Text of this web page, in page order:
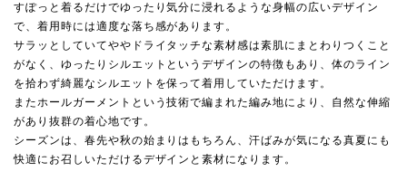
すぽっと着るだけでゆったり気分に浸れるような身幅の広いデザイン
で、着用時には適度な落ち感があります。
サラッとしていてややドライタッチな素材感は素肌にまとわりつくこと
がなく、ゆったりシルエットというデザインの特徴もあり、体のライン
を拾わず綺麗なシルエットを保って着用していただけます。
またホールガーメントという技術で編まれた編み地により、自然な伸縮
があり抜群の着心地です。
シーズンは、春先や秋の始まりはもちろん、汗ばみが気になる真夏にも
快適にお召しいただけるデザインと素材になります。